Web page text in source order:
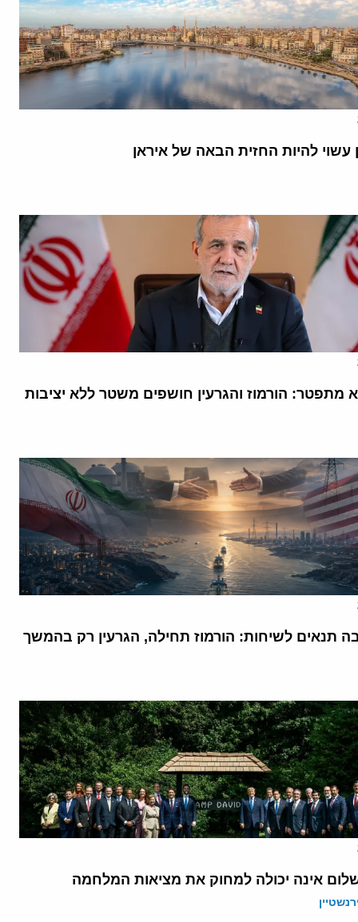
עשוי להיות החזית הבאה של איראן
מתפטר: הורמוז והגרעין חושפים משטר ללא יציבות
תנאים לשיחות: הורמוז תחילה, הגרעין רק בהמשך
אינה יכולה למחוק את מציאות המלחמה